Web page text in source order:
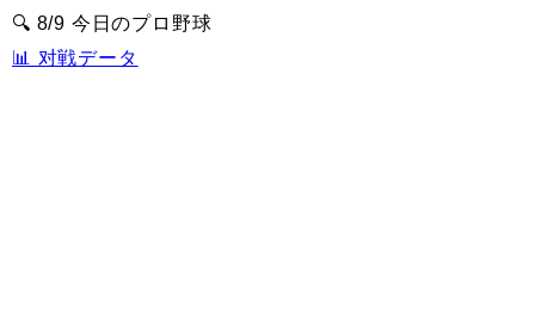
🔍 8/9 今日のプロ野球
📊 对戦データ